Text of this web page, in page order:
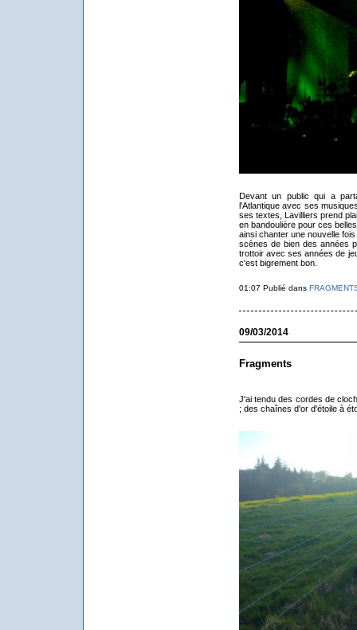
Devant un public qui a
l'Atlantique avec ses
ses textes, Lavilliers prend
en bandoulière pour ces
ainsi chanter une nouvelle
scènes de bien des années
trottoir avec ses années de
c'est bigrement bon.
01:07 Publié dans
09/03/2014
Fragments
J'ai tendu des cordes de
; des chaînes d'or d'étoile à